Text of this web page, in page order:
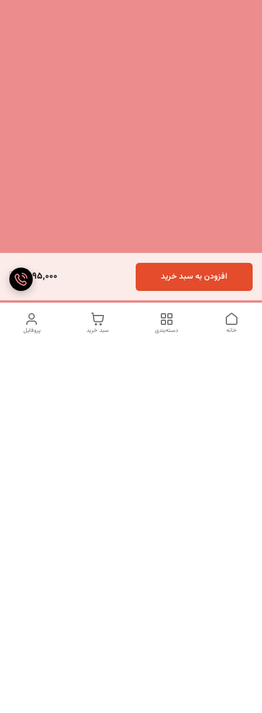
1,895,000 افزودن به سبد خرید
پروفایل سبد خرید دسته‌بندی خانه